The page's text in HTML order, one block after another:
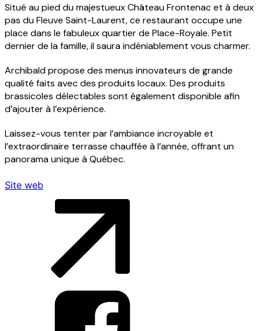
Menu
Contact
Voisinage
Infos pratiques
English
Situé au pied du majestueux Château Frontenac et à deux
pas du Fleuve Saint-Laurent, ce restaurant occupe une
place dans le fabuleux quartier de Place-Royale. Petit
dernier de la famille, il saura indéniablement vous charmer.
Archibald propose des menus innovateurs de grande
qualité faits avec des produits locaux. Des produits
brassicoles délectables sont également disponible afin
d’ajouter à l’expérience.
Laissez-vous tenter par l’ambiance incroyable et
l’extraordinaire terrasse chauffée à l’année, offrant un
panorama unique à Québec.
Site web